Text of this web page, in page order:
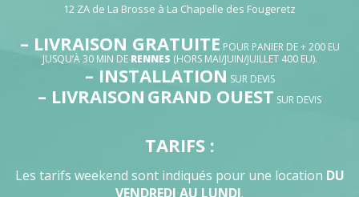
12 ZA de La Brosse à La Chapelle des Fougeretz
– LIVRAISON GRATUITE POUR PANIER DE + 200 EU
JUSQU’À 30 MIN DE RENNES (HORS MAI/JUIN/JUILLET 400 EU).
– INSTALLATION SUR DEVIS
– LIVRAISON GRAND OUEST SUR DEVIS
TARIFS :
Les tarifs weekend sont indiqués pour une location DU
VENDREDI AU LUNDI.